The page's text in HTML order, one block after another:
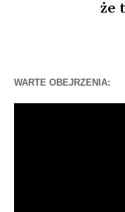
że
WARTE OBEJRZENIA: